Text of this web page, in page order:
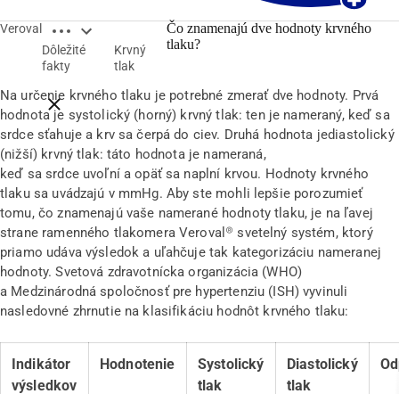
Veroval Open breadcrumbs
Close breadcrumbs
Dôležité
fakty
Krvný
tlak
Čo znamenajú dve hodnoty krvného
tlaku?
Čo znamenajú dve hodnoty krvného tlaku?
Na určenie krvného tlaku je potrebné zmerať dve hodnoty. Prvá
hodnota je systolický (horný) krvný tlak: ten je nameraný, keď sa
srdce sťahuje a krv sa čerpá do ciev. Druhá hodnota jediastolický
(nižší) krvný tlak: táto hodnota je nameraná,
keď sa srdce uvoľní a opäť sa naplní krvou. Hodnoty krvného
tlaku sa uvádzajú v mmHg. Aby ste mohli lepšie porozumieť
tomu, čo znamenajú vaše namerané hodnoty tlaku, je na ľavej
strane ramenného tlakomera Veroval® svetelný systém, ktorý
priamo udáva výsledok a uľahčuje tak kategorizáciu nameranej
hodnoty. Svetová zdravotnícka organizácia (WHO)
a Medzinárodná spoločnosť pre hypertenziu (ISH) vyvinuli
nasledovné zhrnutie na klasifikáciu hodnôt krvného tlaku:
Indikátor
výsledkov
Hodnotenie
Systolický
tlak
Diastolický
tlak